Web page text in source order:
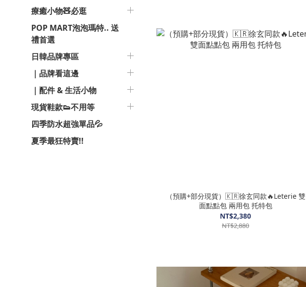
療癒小物🧸必逛
POP MART泡泡瑪特.. 送
禮首選
日韓品牌專區
｜品牌看這邊
｜配件 & 生活小物
現貨鞋款👟不用等
四季防水超強單品💦
夏季最狂特賣!!
（預購+部分現貨）🇰🇷徐玄同款🔥Leterie 雙
面點點包 兩用包 托特包
NT$2,380
NT$2,880